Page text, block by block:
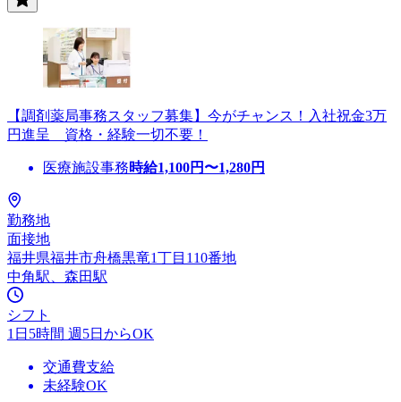
【調剤薬局事務スタッフ募集】今がチャンス！入社祝金3万
円進呈 資格・経験一切不要！
医療施設事務時給1,100円〜1,280円
勤務地
面接地
福井県福井市舟橋黒竜1丁目110番地
中角駅、森田駅
シフト
1日5時間 週5日からOK
交通費支給
未経験OK